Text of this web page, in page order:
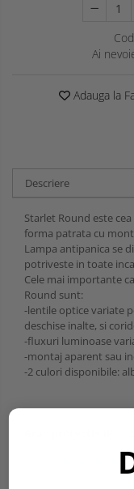
Ai
Adauga la
Descriere
Starlet Round este
forma patrata cu
Lampa antipanica se
potriveste in toate
Cele mai importante
Round sunt:
-lentile optice variate
deschise inalte, si
-fluxuri luminoase
-montaj aparent sau
-2 culori disponibile:
Informatii